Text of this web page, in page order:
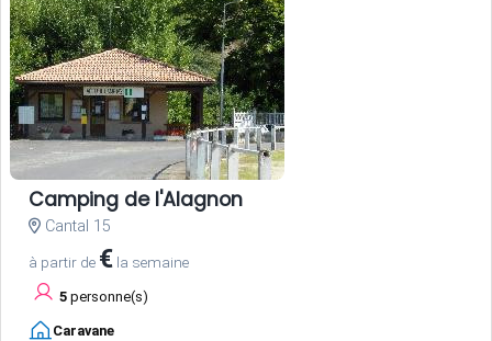
Camping de l'Alagnon
Cantal 15
à partir de € la semaine
5 personne(s)
Caravane